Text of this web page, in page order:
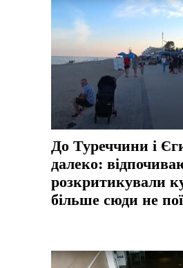
До Туреччини і
далеко:
розкритикували
більше сюди не